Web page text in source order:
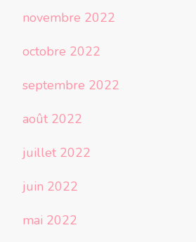
novembre 2022
octobre 2022
septembre 2022
août 2022
juillet 2022
juin 2022
mai 2022